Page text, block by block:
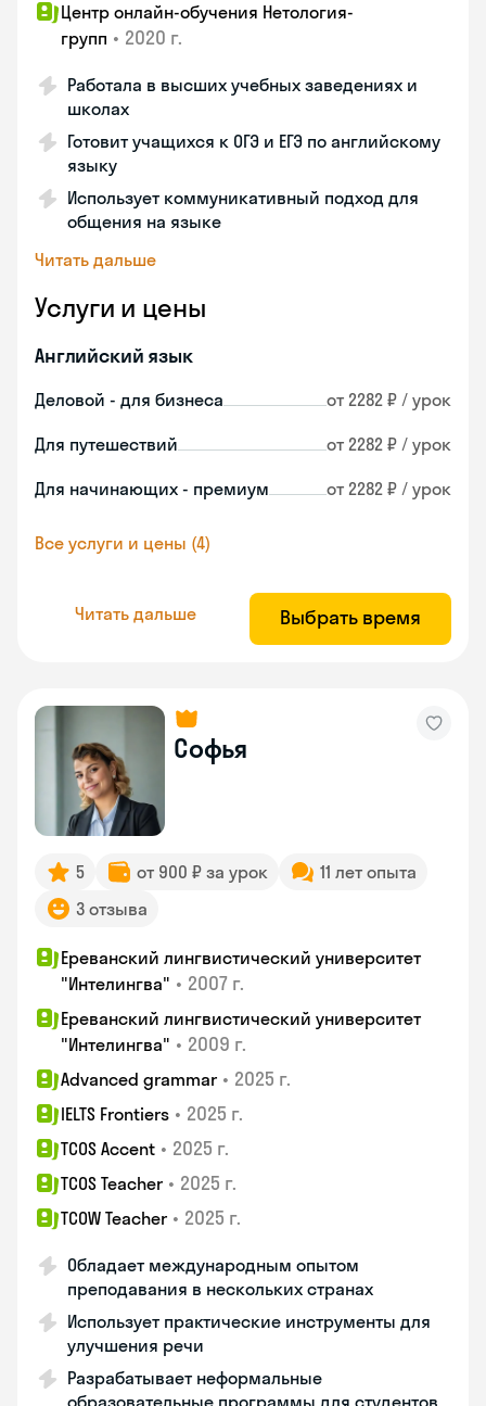
Центр онлайн-обучения Нетология-
групп • 2020 г.
Работала в высших учебных заведениях и
школах
Готовит учащихся к ОГЭ и ЕГЭ по английскому
языку
Использует коммуникативный подход для
общения на языке
Читать дальше
Услуги и цены
Английский язык
Деловой - для бизнеса от 2282 ₽ / урок
Для путешествий от 2282 ₽ / урок
Для начинающих - премиум от 2282 ₽ / урок
Все услуги и цены (4)
Читать дальше Выбрать время
Софья
5 от 900 ₽ за урок
11 лет опыта
3 отзыва
Ереванский лингвистический университет
"Интелингва" • 2007 г.
Ереванский лингвистический университет
"Интелингва" • 2009 г.
Advanced grammar • 2025 г.
IELTS Frontiers • 2025 г.
TCOS Accent • 2025 г.
TCOS Teacher • 2025 г.
TCOW Teacher • 2025 г.
Обладает международным опытом
преподавания в нескольких странах
Использует практические инструменты для
улучшения речи
Разрабатывает неформальные
образовательные программы для студентов